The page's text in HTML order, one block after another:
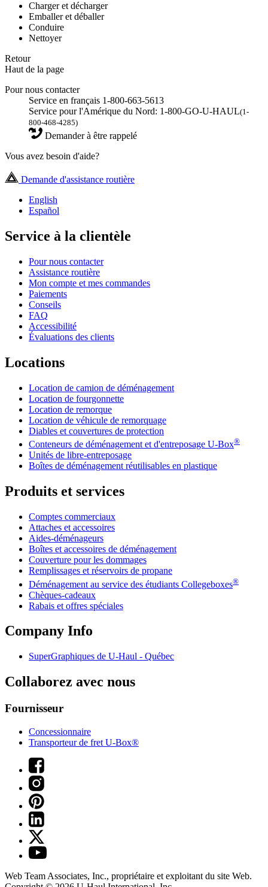
Charger et décharger
Emballer et déballer
Conduire
Nettoyer
Retour
Haut de la page
Pour nous contacter
Service en français 1-800-663-5613
Service pour l'Amérique du Nord: 1-800-GO-U-HAUL(1-
800-468-4285)
Demander à être rappelé
Vous avez besoin d'aide?
Demande d'assistance routière
English
Español
Service à la clientèle
Pour nous contacter
Assistance routière
Mon compte et mes commandes
Paiements
Conseils
FAQ
Accessibilité
Évaluations des clients
Locations
Location de camion de déménagement
Location de fourgonnette
Location de remorque
Location de véhicule de remorquage
Diables et couvertures de protection
Conteneurs de déménagement et d'entreposage U-Box®
Unités de libre-entreposage
Boîtes de déménagement réutilisables en plastique
Produits et services
Comptes commerciaux
Attaches et accessoires
Aides-déménageurs
Boîtes et accessoires de déménagement
Couverture pour les dommages
Remplissages et réservoirs de propane
Déménagement au service des étudiants Collegeboxes®
Chèques-cadeaux
Rabais et offres spéciales
Company Info
SuperGraphiques de U-Haul - Québec
Collaborez avec nous
Fournisseur
Concessionnaire
Transporteur de fret U-Box®
Web Team Associates, Inc., propriétaire et exploitant du site Web.